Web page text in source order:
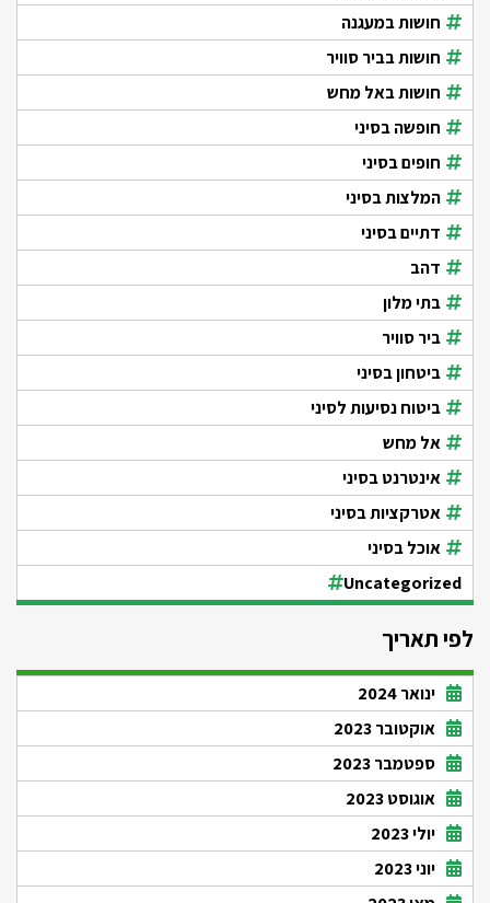
חושות במעגנה
חושות בביר סוויר
חושות באל מחש
חופשה בסיני
חופים בסיני
המלצות בסיני
דתיים בסיני
דהב
בתי מלון
ביר סוויר
ביטחון בסיני
ביטוח נסיעות לסיני
אל מחש
אינטרנט בסיני
אטרקציות בסיני
אוכל בסיני
Uncategorized
לפי תאריך
ינואר 2024
אוקטובר 2023
ספטמבר 2023
אוגוסט 2023
יולי 2023
יוני 2023